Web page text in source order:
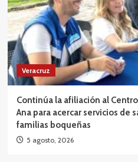
Veracruz
Continúa la afiliación al
Ana para acercar servicios de
familias boqueñas
5 agosto, 2026